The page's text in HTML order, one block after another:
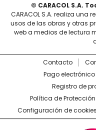
© CARACOL S.A.
CARACOL S.A. realiza una
usos de las obras y otras
web a medios de lectura
Contacto
Pago
Registro de
Política de
Configuración de cookies